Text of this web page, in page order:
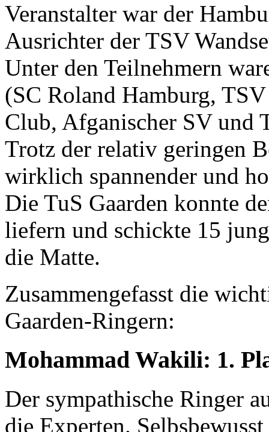
Veranstalter war der
Ausrichter der TSV
Unter den Teilnehmern
(SC Roland Hamburg,
Club, Afganischer SV und
Trotz der relativ geringen
wirklich spannender und
Die TuS Gaarden konnte
liefern und schickte 15
die Matte.
Zusammengefasst die
Gaarden-Ringern:
Mohammad Wakili: 1.
Der sympathische Ringer
die Experten.